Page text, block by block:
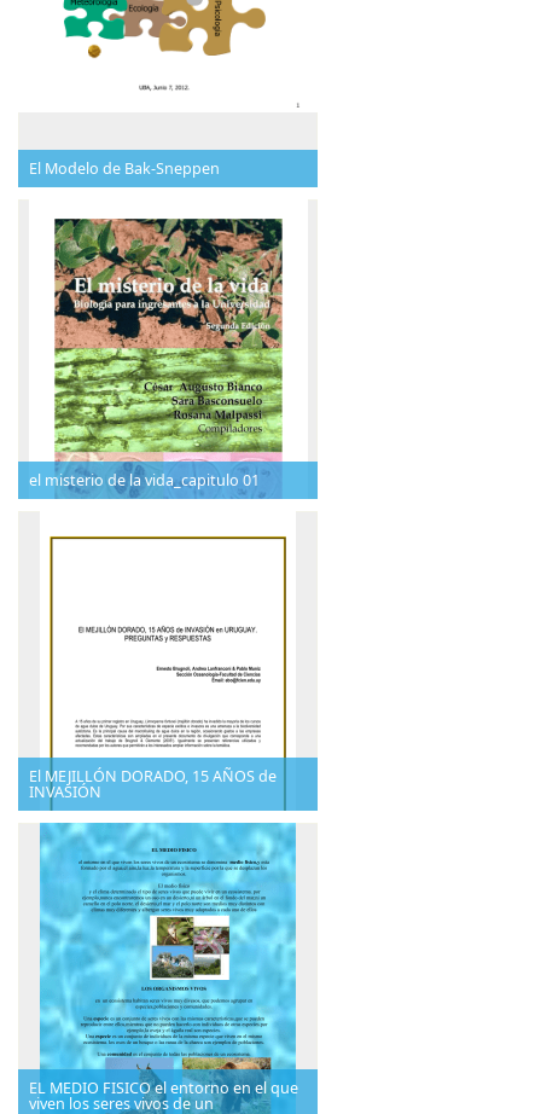
El Modelo de Bak-Sneppen
el misterio de la vida_capitulo 01
El MEJILLÓN DORADO, 15 AÑOS de
INVASIÓN
EL MEDIO FISICO el entorno en el que
viven los seres vivos de un